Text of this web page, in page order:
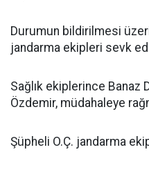
Durumun bildirilmesi
jandarma ekipleri sevk
Sağlık ekiplerince Banaz
Özdemir, müdahaleye
Şüpheli O.Ç. jandarma